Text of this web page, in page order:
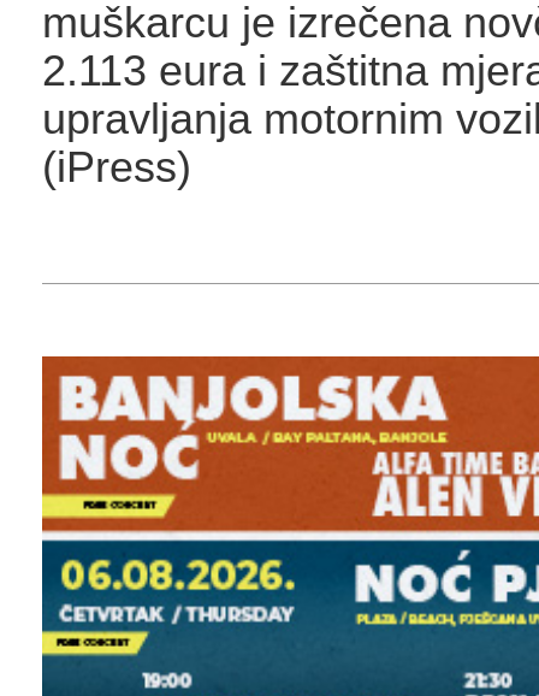
muškarcu je izrečena
2.113 eura i zaštitna
upravljanja motornim
(iPress)